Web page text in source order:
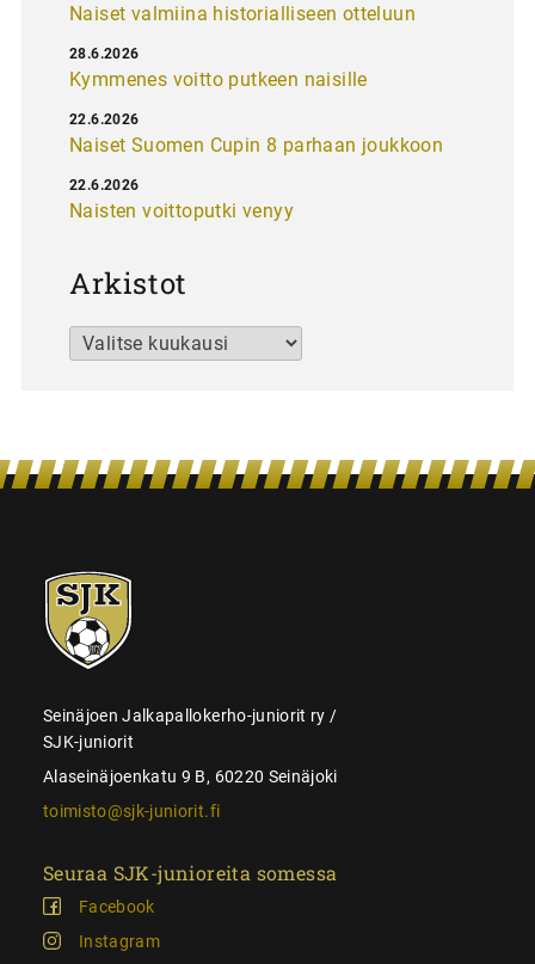
Naiset valmiina historialliseen otteluun
Kymmenes voitto putkeen naisille
28.6.2026
Naiset Suomen Cupin 8 parhaan joukkoon
22.6.2026
Naisten voittoputki venyy
22.6.2026
Arkistot
Arkistot
SJK-
juniorit
Seinäjoen Jalkapallokerho-juniorit ry /
SJK-juniorit
Alaseinäjoenkatu 9 B, 60220 Seinäjoki
toimisto@sjk-juniorit.fi
Seuraa SJK-junioreita somessa
Facebook
Instagram